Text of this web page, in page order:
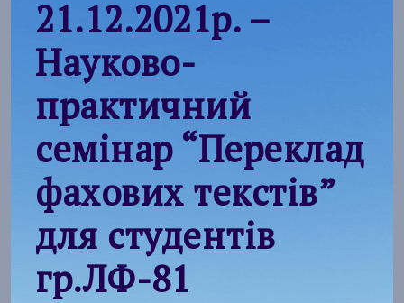
21.12.2021р. –
Науково-
практичний
семінар “Переклад
фахових текстів”
для студентів
гр.ЛФ-81